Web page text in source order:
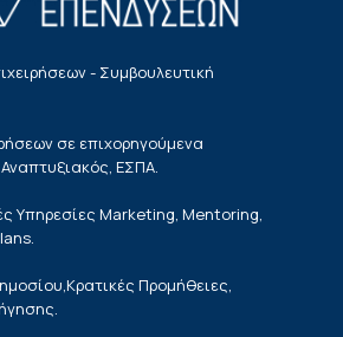
- Συμβουλευτική
σε επιχορηγούμενα
ΕΣΠΑ.
Υπηρεσίες Marketing, Mentoring,
Προμήθειες,